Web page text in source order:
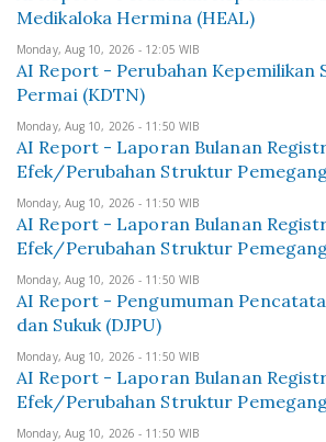
Medikaloka Hermina (HEAL)
Monday, Aug 10, 2026 - 12:05 WIB
AI Report - Perubahan Kepemilikan
Permai (KDTN)
Monday, Aug 10, 2026 - 11:50 WIB
AI Report - Laporan Bulanan
Efek/Perubahan Struktur Pemegang
Monday, Aug 10, 2026 - 11:50 WIB
AI Report - Laporan Bulanan
Efek/Perubahan Struktur
Monday, Aug 10, 2026 - 11:50 WIB
AI Report - Pengumuman
dan Sukuk (DJPU)
Monday, Aug 10, 2026 - 11:50 WIB
AI Report - Laporan Bulanan
Efek/Perubahan Struktur Pemegang
Monday, Aug 10, 2026 - 11:50 WIB